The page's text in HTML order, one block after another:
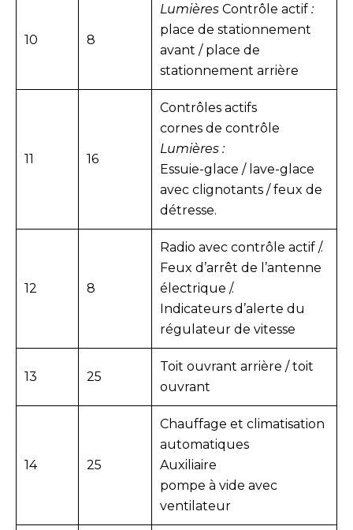
10 8
Lumières Contrôle actif :
place de stationnement
avant / place de
stationnement arrière
11 16
Contrôles actifs
cornes de contrôle
Lumières :
Essuie-glace / lave-glace
avec clignotants / feux de
détresse.
12 8
Radio avec contrôle actif /.
Feux d’arrêt de l’antenne
électrique /.
Indicateurs d’alerte du
régulateur de vitesse
13 25
Toit ouvrant arrière / toit
ouvrant
14 25
Chauffage et climatisation
automatiques
Auxiliaire
pompe à vide avec
ventilateur